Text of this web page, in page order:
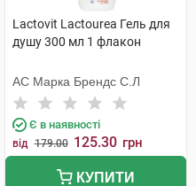
Lactovit Lactourea Гель для
душу 300 мл 1 флакон
АС Марка Брендс С.Л
Є в наявності
від 179.00 125.30 грн
КУПИТИ